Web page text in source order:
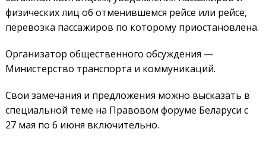
физических лиц об отменившемся рейсе или рейсе,
перевозка пассажиров по которому приостановлена.
Организатор общественного обсуждения —
Министерство транспорта и коммуникаций.
Свои замечания и предложения можно высказать в
специальной теме на Правовом форуме Беларуси с
27 мая по 6 июня включительно.